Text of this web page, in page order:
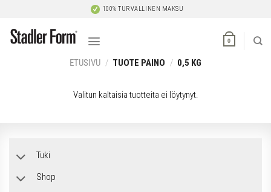
content
100% TURVALLINEN MAKSU
0
ETUSIVU / TUOTE PAINO / 0,5 KG
Valitun kaltaisia tuotteita ei löytynyt.
Tuki
Shop